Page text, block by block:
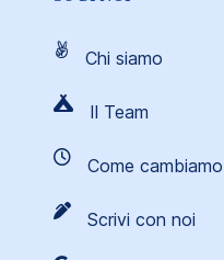
Chi siamo
Il Team
Come cambiamo
Scrivi con noi